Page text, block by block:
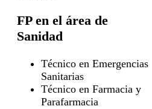
FP en el área de
Sanidad
Técnico en Emergencias
Sanitarias
Técnico en Farmacia y
Parafarmacia